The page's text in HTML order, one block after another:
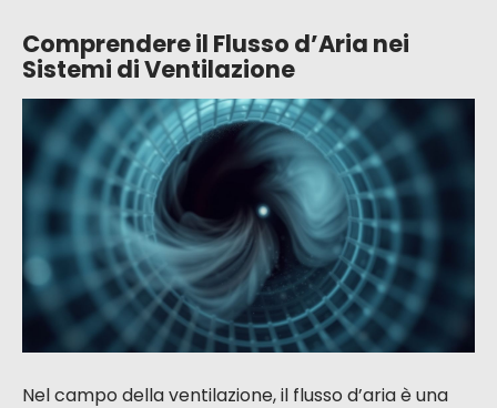
Comprendere il Flusso d’Aria nei
Sistemi di Ventilazione
Nel campo della ventilazione, il flusso d’aria è una